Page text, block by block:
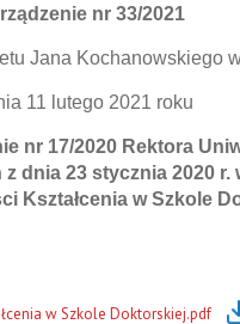
nr 33/2021
Jana Kochanowskiego
11 lutego 2021 roku
nr 17/2020 Rektora
dnia 23 stycznia 2020 r.
Kształcenia w Szkole
w Szkole Doktorskiej.pdf